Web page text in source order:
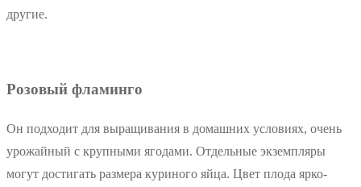
другие.
Розовый фламинго
Он подходит для выращивания в домашних условиях, очень
урожайный с крупными ягодами. Отдельные экземпляры
могут достигать размера куриного яйца. Цвет плода ярко-